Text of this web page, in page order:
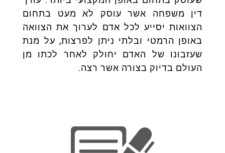
דין משפחה אשר עוסק לא מעט בתחום
הצוואות יסייע לכל אדם לערוך את הצוואה
באופן הרמטי ובלתי ניתן לפרצות, על מנת
שעזבונו של האדם יחולק לאחר לכתו מן
העולם בדיוק בצורה אשר רצה.